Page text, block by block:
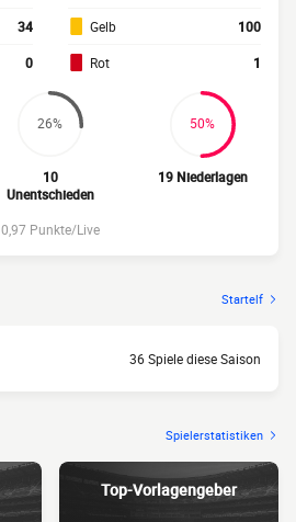
34
0
Gelb 100
Rot 1
26%
10
Unentschieden
50%
19 Niederlagen
0,97 Punkte/Live
Startelf
36 Spiele diese Saison
Spielerstatistiken
Top-Vorlagengeber